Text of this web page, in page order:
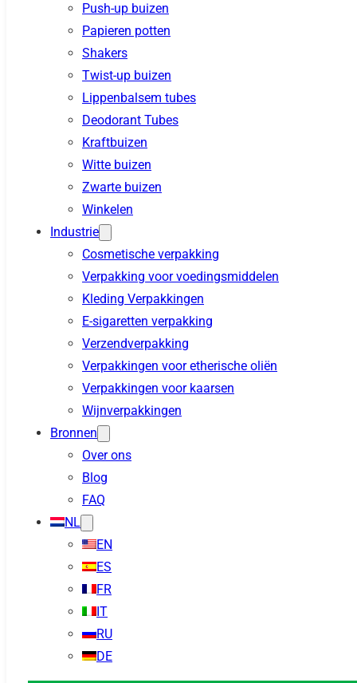
Push-up buizen
Papieren potten
Shakers
Twist-up buizen
Lippenbalsem tubes
Deodorant Tubes
Kraftbuizen
Witte buizen
Zwarte buizen
Winkelen
Industrie
Cosmetische verpakking
Verpakking voor voedingsmiddelen
Kleding Verpakkingen
E-sigaretten verpakking
Verzendverpakking
Verpakkingen voor etherische oliën
Verpakkingen voor kaarsen
Wijnverpakkingen
Bronnen
Over ons
Blog
FAQ
NL
EN
ES
FR
IT
RU
DE